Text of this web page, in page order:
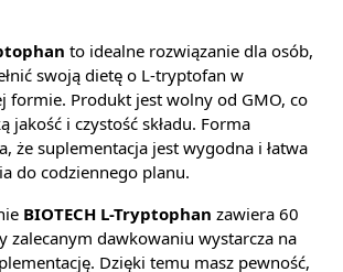
to idealne rozwiązanie dla osób,
swoją dietę o L-tryptofan w
formie. Produkt jest wolny od GMO, co
jakość i czystość składu. Forma
że suplementacja jest wygodna i łatwa
do codziennego planu.
BIOTECH L-Tryptophan zawiera 60
zalecanym dawkowaniu wystarcza na
Dzięki temu masz pewność,